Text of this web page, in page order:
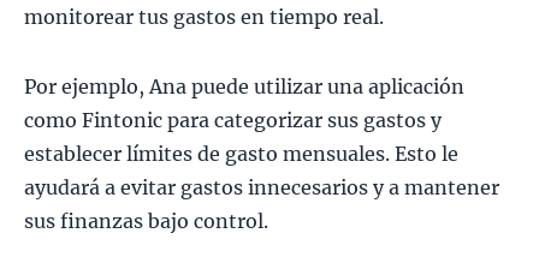
monitorear tus gastos en tiempo real.
Por ejemplo, Ana puede utilizar una aplicación
como Fintonic para categorizar sus gastos y
establecer límites de gasto mensuales. Esto le
ayudará a evitar gastos innecesarios y a mantener
sus finanzas bajo control.